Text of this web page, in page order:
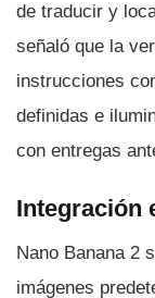
de traducir y
señaló que la
instrucciones
definidas e
con entregas
Integración
Nano Banana 2
imágenes